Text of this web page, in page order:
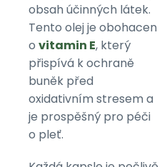
obsah účinných látek.
Tento olej je obohacen
o vitamin E, který
přispívá k ochraně
buněk před
oxidativním stresem a
je prospěšný pro péči
o pleť.